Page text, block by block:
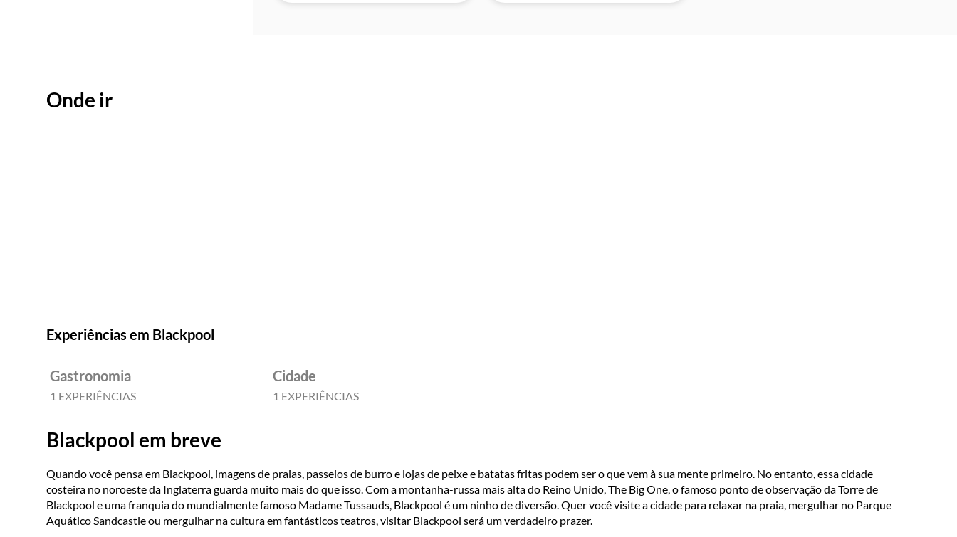
Onde ir
Experiências em Blackpool
Gastronomia
1 EXPERIÊNCIAS
Cidade
1 EXPERIÊNCIAS
Blackpool em breve
Quando você pensa em Blackpool, imagens de praias, passeios de burro e lojas de peixe e batatas fritas podem ser o que vem à sua mente primeiro. No entanto, essa cidade
costeira no noroeste da Inglaterra guarda muito mais do que isso. Com a montanha-russa mais alta do Reino Unido, The Big One, o famoso ponto de observação da Torre de
Blackpool e uma franquia do mundialmente famoso Madame Tussauds, Blackpool é um ninho de diversão. Quer você visite a cidade para relaxar na praia, mergulhar no Parque
Aquático Sandcastle ou mergulhar na cultura em fantásticos teatros, visitar Blackpool será um verdadeiro prazer.